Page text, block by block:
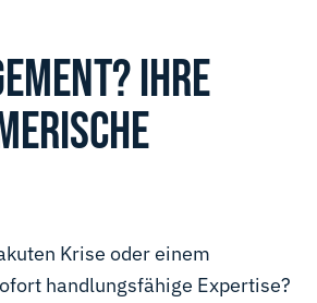
IHRE
Krise oder einem
handlungsfähige Expertise?